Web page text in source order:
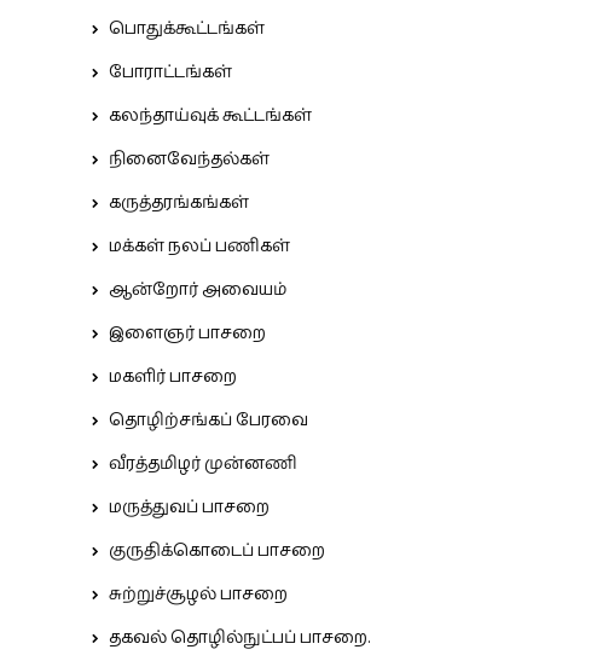
பொதுக்கூட்டங்கள்
போராட்டங்கள்
கலந்தாய்வுக் கூட்டங்கள்
நினைவேந்தல்கள்
கருத்தரங்கங்கள்
மக்கள் நலப் பணிகள்
ஆன்றோர் அவையம்
இளைஞர் பாசறை
மகளிர் பாசறை
தொழிற்சங்கப் பேரவை
வீரத்தமிழர் முன்னணி
மருத்துவப் பாசறை
குருதிக்கொடைப் பாசறை
சுற்றுச்சூழல் பாசறை
தகவல் தொழில்நுட்பப் பாசறை.